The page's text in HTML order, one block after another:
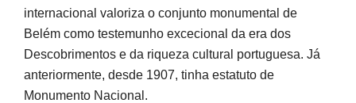
internacional valoriza o conjunto monumental de
Belém como testemunho excecional da era dos
Descobrimentos e da riqueza cultural portuguesa. Já
anteriormente, desde 1907, tinha estatuto de
Monumento Nacional.